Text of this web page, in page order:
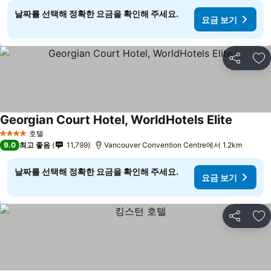
날짜를 선택해 정확한 요금을 확인해 주세요.
요금 보기
공유 즐
4 성급 호텔
Georgian Court Hotel, WorldHotels Elite
9.0 최고 좋음 11,799 Vancouver Convention Centre에서 1.2km
날짜를 선택해 정확한 요금을 확인해 주세요.
요금 보기
공유 즐